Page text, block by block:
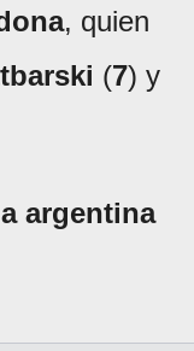
, quien
(7) y
argentina